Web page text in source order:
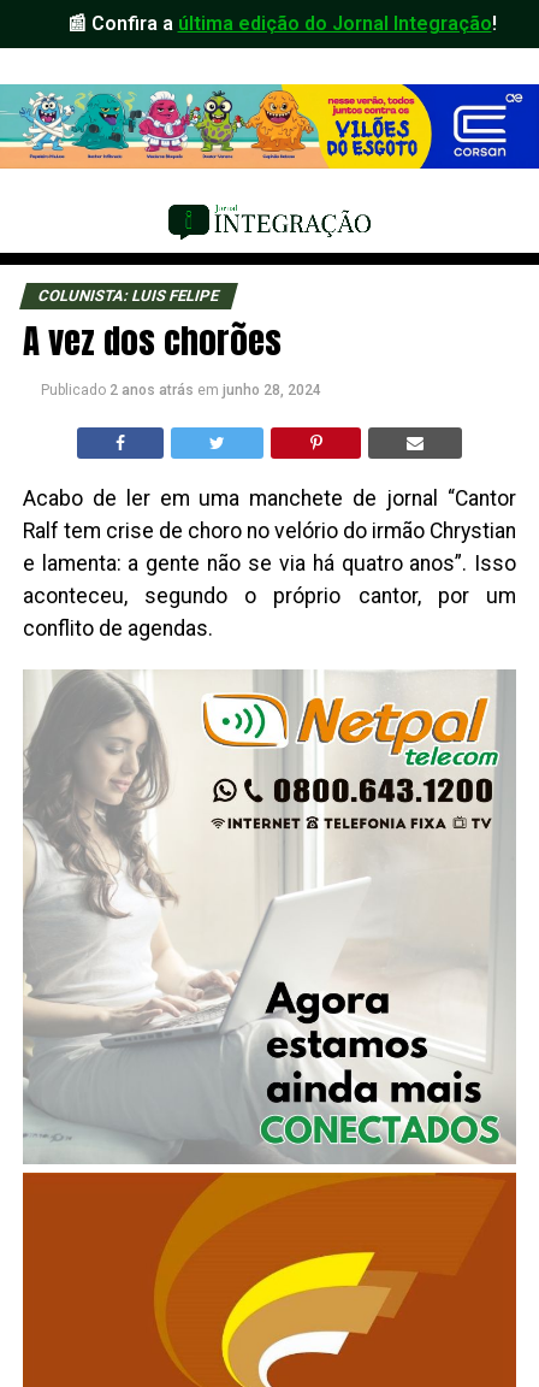
📰 Confira a última edição do Jornal Integração!
COLUNISTA: LUIS FELIPE
A vez dos chorões
Publicado 2 anos atrás em junho 28, 2024
Acabo de ler em uma manchete de jornal “Cantor
Ralf tem crise de choro no velório do irmão Chrystian
e lamenta: a gente não se via há quatro anos”. Isso
aconteceu, segundo o próprio cantor, por um
conflito de agendas.